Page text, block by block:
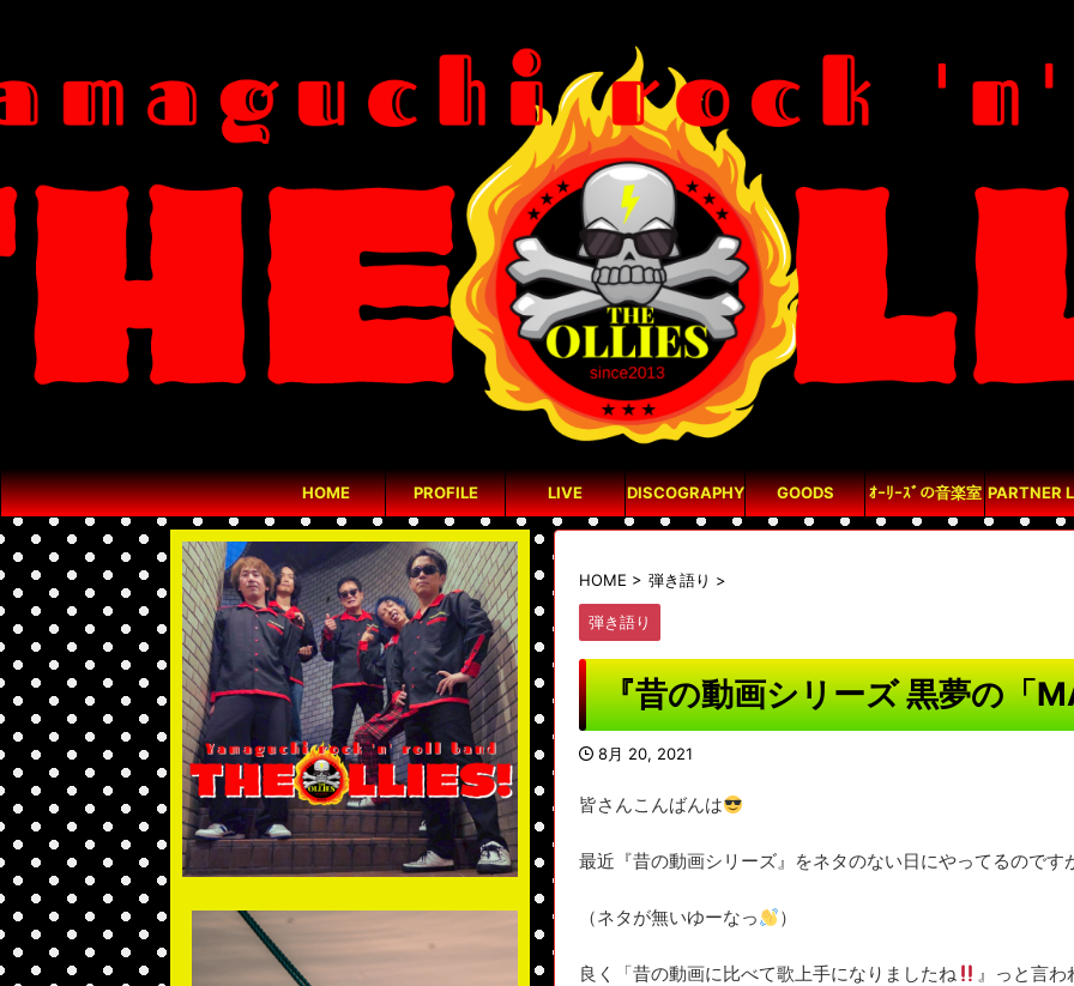
HOME PROFILE LIVE DISCOGRAPHY GOODS ｵｰﾘｰｽﾞの音楽室 PARTNER
HOME > 弾き語り >
弾き語り
『昔の動画シリーズ 黒夢の「
8月 20, 2021
皆さんこんばんは
最近『昔の動画シリーズ』をネタのない日にやってるのです
（ネタが無いゆーなっ ）
良く「昔の動画に比べて歌上手になりましたね 』っと言わ